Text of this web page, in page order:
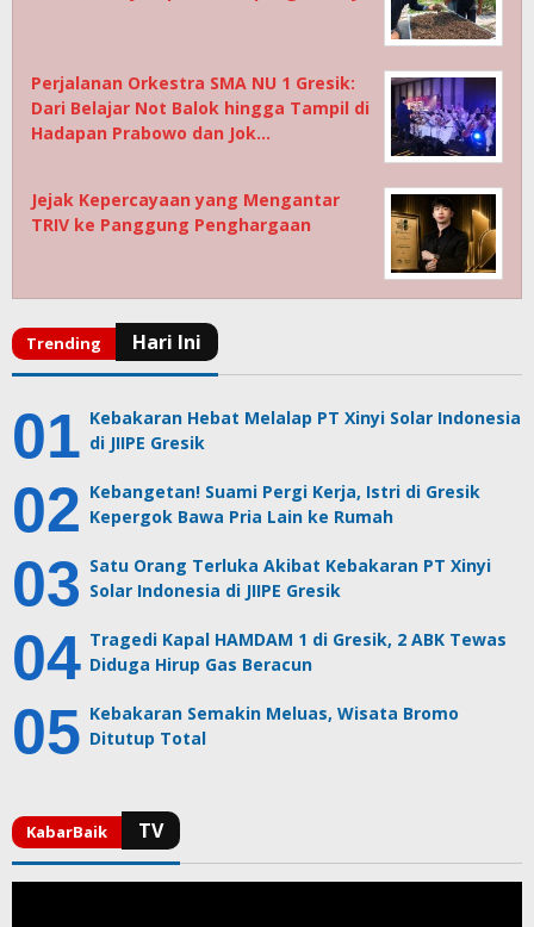
Perjalanan Orkestra SMA NU 1 Gresik:
Dari Belajar Not Balok hingga Tampil di
Hadapan Prabowo dan Jok…
Jejak Kepercayaan yang Mengantar
TRIV ke Panggung Penghargaan
Kebakaran Hebat Melalap PT Xinyi Solar Indonesia
di JIIPE Gresik
Kebangetan! Suami Pergi Kerja, Istri di Gresik
Kepergok Bawa Pria Lain ke Rumah
Satu Orang Terluka Akibat Kebakaran PT Xinyi
Solar Indonesia di JIIPE Gresik
Tragedi Kapal HAMDAM 1 di Gresik, 2 ABK Tewas
Diduga Hirup Gas Beracun
Kebakaran Semakin Meluas, Wisata Bromo
Ditutup Total